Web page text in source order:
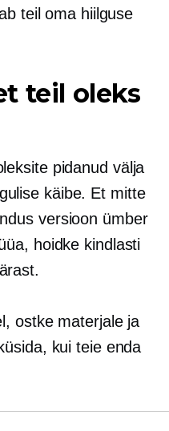
teil oma hiilguse
teil oleks
pidanud välja
käibe. Et mitte
versioon ümber
hoidke kindlasti
ostke materjale ja
kui teie enda